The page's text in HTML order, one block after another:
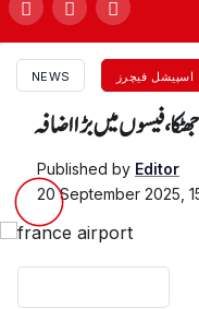
NEWS اسپیشل فیچرز
فیسوں میں بڑا اضافہ
Published by Editor
20 September 2025,